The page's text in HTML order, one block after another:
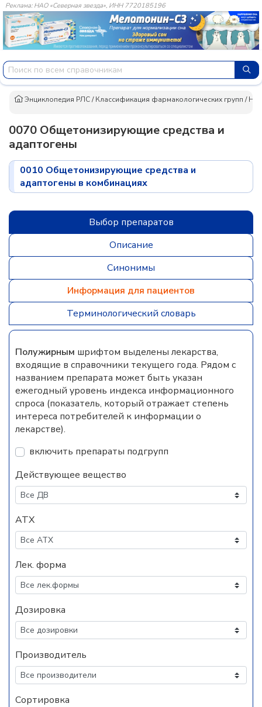
Реклама: НАО «Северная звезда», ИНН 7720185196
Энциклопедия РЛС/Классификация фармакологических групп /
0070 Общетонизирующие средства и
адаптогены
0010 Общетонизирующие средства и
адаптогены в комбинациях
Выбор препаратов
Описание
Синонимы
Информация для пациентов
Терминологический словарь
Полужирным шрифтом выделены лекарства,
входящие в справочники текущего года. Рядом с
названием препарата может быть указан
ежегодный уровень индекса информационного
спроса (показатель, который отражает степень
интереса потребителей к информации о
лекарстве).
включить препараты подгрупп
Действующее вещество
АТХ
Лек. форма
Дозировка
Производитель
Сортировка